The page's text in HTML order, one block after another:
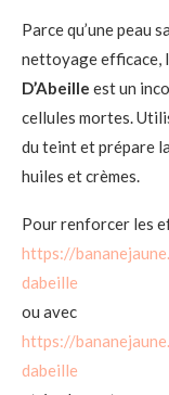
Parce qu’une peau
nettoyage efficace,
D’Abeille est un
cellules mortes.
du teint et prépare
huiles et crèmes.
Pour renforcer les
https://
dabeille
ou avec
https://
dabeille